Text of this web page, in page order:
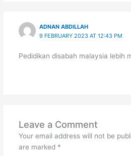
ADNAN ABDILLAH
9 FEBRUARY 2023 AT 12:43 PM
Pedidikan disabah malaysia lebih
Leave a Comment
Your email address will not be
are marked *